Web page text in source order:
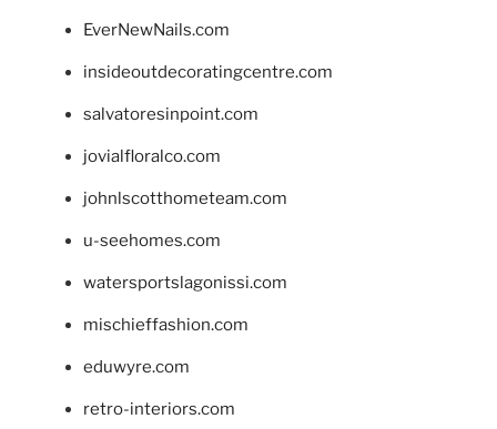
EverNewNails.com
insideoutdecoratingcentre.com
salvatoresinpoint.com
jovialfloralco.com
johnlscotthometeam.com
u-seehomes.com
watersportslagonissi.com
mischieffashion.com
eduwyre.com
retro-interiors.com